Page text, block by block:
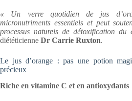
« Un verre quotidien de jus
micronutriments essentiels et peut
processus naturels de détoxification du
diététicienne Dr Carrie Ruxton.
Le jus d’orange : pas une potion
précieux
Riche en vitamine C et en antioxydants